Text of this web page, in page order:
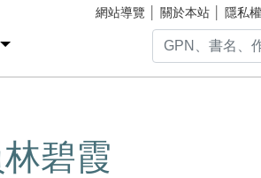
網站導覽 關於本站 隱私
碧霞